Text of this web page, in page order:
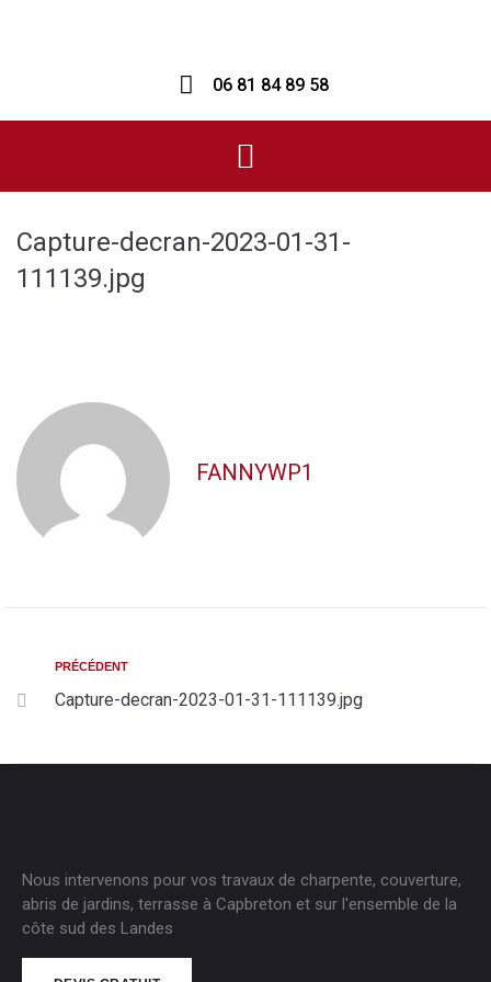
06 81 84 89 58
Capture-decran-2023-01-31-
111139.jpg
FANNYWP1
PRÉCÉDENT
Capture-decran-2023-01-31-111139.jpg
Nous intervenons pour vos travaux de charpente, couverture,
abris de jardins, terrasse à Capbreton et sur l'ensemble de la
côte sud des Landes